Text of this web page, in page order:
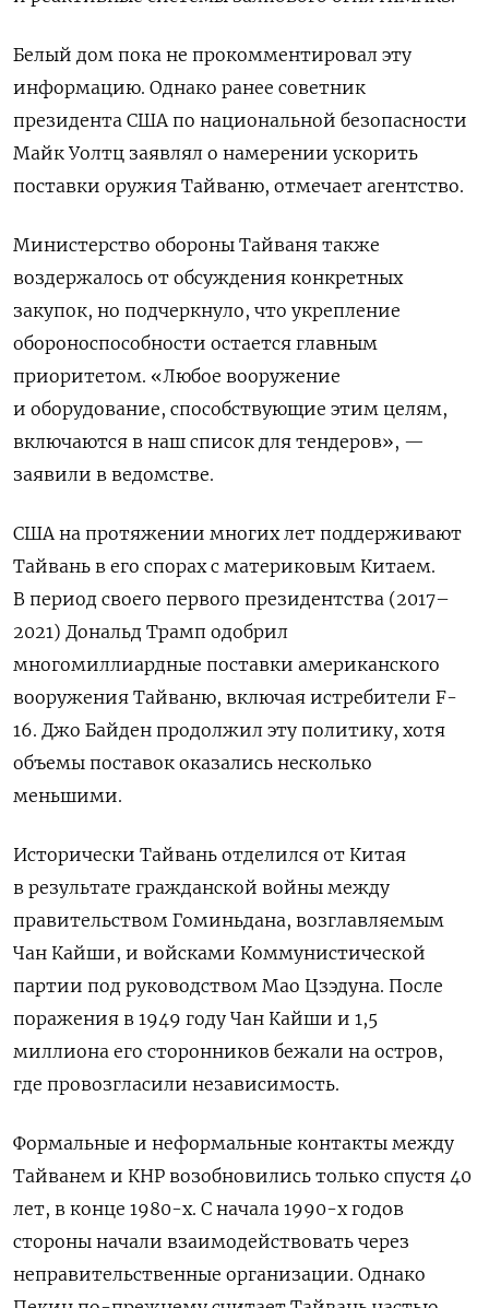
Белый дом пока не прокомментировал эту
информацию. Однако ранее советник
президента США по национальной безопасности
Майк Уолтц заявлял о намерении ускорить
поставки оружия Тайваню, отмечает агентство.
Министерство обороны Тайваня также
воздержалось от обсуждения конкретных
закупок, но подчеркнуло, что укрепление
обороноспособности остается главным
приоритетом. «Любое вооружение
и оборудование, способствующие этим целям,
включаются в наш список для тендеров», —
заявили в ведомстве.
США на протяжении многих лет поддерживают
Тайвань в его спорах с материковым Китаем.
В период своего первого президентства (2017–
2021) Дональд Трамп одобрил
многомиллиардные поставки американского
вооружения Тайваню, включая истребители F-
16. Джо Байден продолжил эту политику, хотя
объемы поставок оказались несколько
меньшими.
Исторически Тайвань отделился от Китая
в результате гражданской войны между
правительством Гоминьдана, возглавляемым
Чан Кайши, и войсками Коммунистической
партии под руководством Мао Цзэдуна. После
поражения в 1949 году Чан Кайши и 1,5
миллиона его сторонников бежали на остров,
где провозгласили независимость.
Формальные и неформальные контакты между
Тайванем и КНР возобновились только спустя 40
лет, в конце 1980-х. С начала 1990-х годов
стороны начали взаимодействовать через
неправительственные организации. Однако